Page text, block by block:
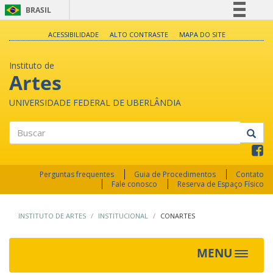
BRASIL
Legislação
Canais
ACESSIBILIDADE ALTO CONTRASTE MAPA DO SITE
Instituto de
Artes
UNIVERSIDADE FEDERAL DE UBERLÂNDIA
Perguntas frequentes Guia de Procedimentos
Contato
Fale conosco
Reserva de Espaço Físico
INSTITUTO DE ARTES INSTITUCIONAL CONARTES
MENU
Toggle